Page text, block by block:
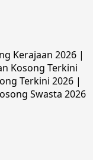
Kerajaan 2026 |
Kosong Terkini
Terkini 2026 |
Swasta 2026